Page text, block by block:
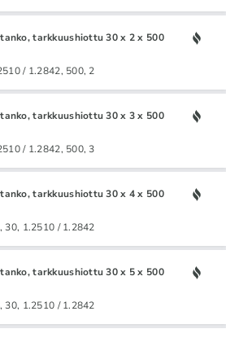
tarkkuushiottu 30 x 2 x 500
/ 1.2842, 500, 2
tarkkuushiottu 30 x 3 x 500
/ 1.2842, 500, 3
tarkkuushiottu 30 x 4 x 500
30, 1.2510 / 1.2842
tarkkuushiottu 30 x 5 x 500
30, 1.2510 / 1.2842